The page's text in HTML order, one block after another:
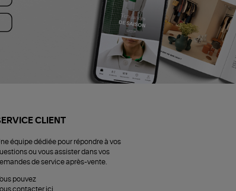
CLIENT
équipe dédiée pour répondre à vos
ou vous assister dans vos
de service après-vente.
pouvez
contacter ici